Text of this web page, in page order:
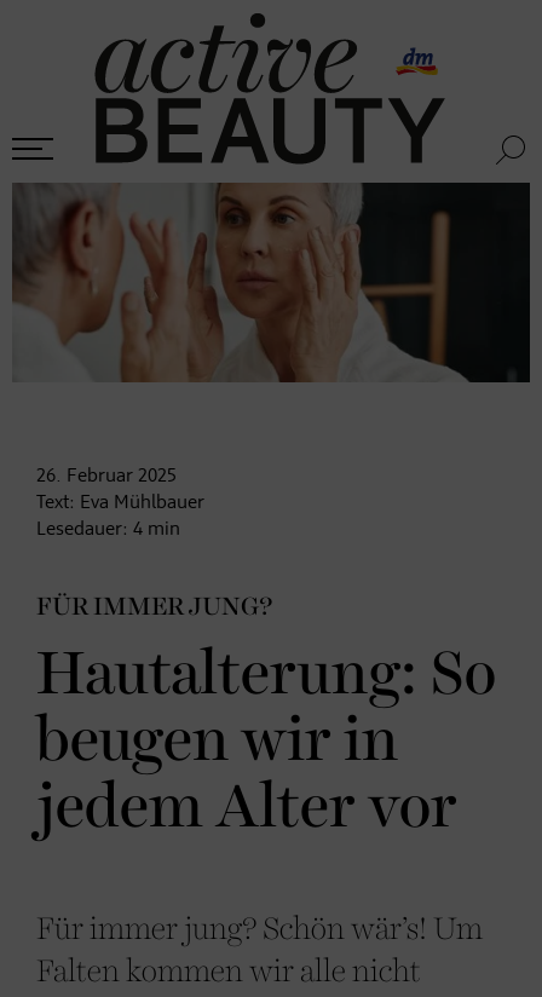
26. Februar 2025
Text: Eva Mühlbauer
Lesedauer: 4 min
FÜR IMMER JUNG?
Hautalterung: So
beugen wir in
jedem Alter vor
Für immer jung? Schön wär’s! Um
Falten kommen wir alle nicht